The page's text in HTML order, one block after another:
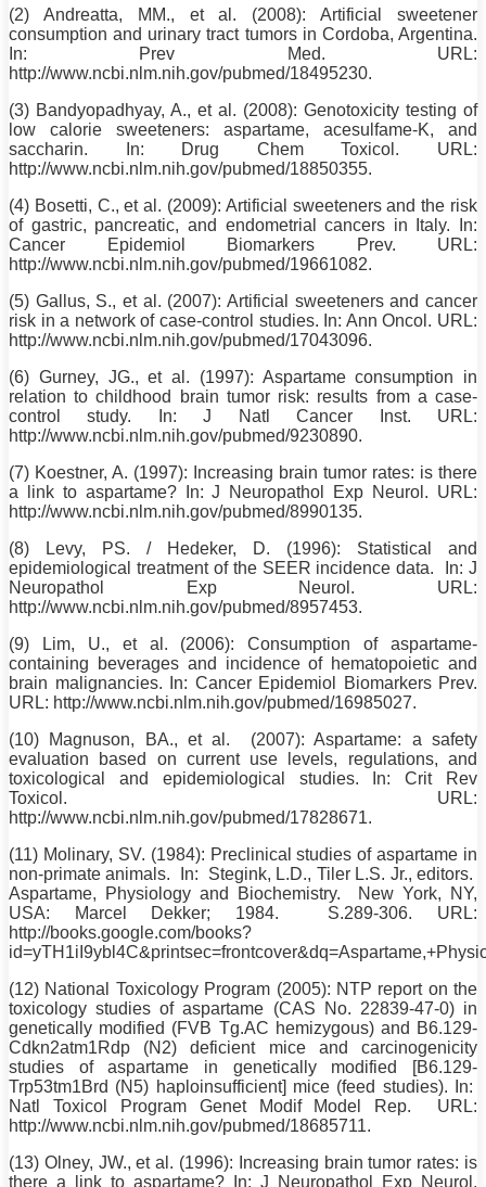
(2) Andreatta, MM., et al. (2008): Artificial sweetener
consumption and urinary tract tumors in Cordoba, Argentina.
In: Prev Med. URL:
http://www.ncbi.nlm.nih.gov/pubmed/18495230.
(3) Bandyopadhyay, A., et al. (2008): Genotoxicity testing of
low calorie sweeteners: aspartame, acesulfame-K, and
saccharin. In: Drug Chem Toxicol. URL:
http://www.ncbi.nlm.nih.gov/pubmed/18850355.
(4) Bosetti, C., et al. (2009): Artificial sweeteners and the risk
of gastric, pancreatic, and endometrial cancers in Italy. In:
Cancer Epidemiol Biomarkers Prev. URL:
http://www.ncbi.nlm.nih.gov/pubmed/19661082.
(5) Gallus, S., et al. (2007): Artificial sweeteners and cancer
risk in a network of case-control studies. In: Ann Oncol. URL:
http://www.ncbi.nlm.nih.gov/pubmed/17043096.
(6) Gurney, JG., et al. (1997): Aspartame consumption in
relation to childhood brain tumor risk: results from a case-
control study. In: J Natl Cancer Inst. URL:
http://www.ncbi.nlm.nih.gov/pubmed/9230890.
(7) Koestner, A. (1997): Increasing brain tumor rates: is there
a link to aspartame? In: J Neuropathol Exp Neurol. URL:
http://www.ncbi.nlm.nih.gov/pubmed/8990135.
(8) Levy, PS. / Hedeker, D. (1996): Statistical and
epidemiological treatment of the SEER incidence data. In: J
Neuropathol Exp Neurol. URL:
http://www.ncbi.nlm.nih.gov/pubmed/8957453.
(9) Lim, U., et al. (2006): Consumption of aspartame-
containing beverages and incidence of hematopoietic and
brain malignancies. In: Cancer Epidemiol Biomarkers Prev.
URL: http://www.ncbi.nlm.nih.gov/pubmed/16985027.
(10) Magnuson, BA., et al. (2007): Aspartame: a safety
evaluation based on current use levels, regulations, and
toxicological and epidemiological studies. In: Crit Rev
Toxicol. URL:
http://www.ncbi.nlm.nih.gov/pubmed/17828671.
(11) Molinary, SV. (1984): Preclinical studies of aspartame in
non-primate animals. In: Stegink, L.D., Tiler L.S. Jr., editors.
Aspartame, Physiology and Biochemistry. New York, NY,
USA: Marcel Dekker; 1984. S.289-306. URL:
http://books.google.com/books?
(12) National Toxicology Program (2005): NTP report on the
toxicology studies of aspartame (CAS
No. 22839-47-0) in
genetically modified (FVB Tg.AC hemizygous) and B6.129-
Cdkn2atm1Rdp (N2) deficient mice and carcinogenicity
studies of aspartame in genetically modified [B6.129-
Trp53tm1Brd (N5) haploinsufficient] mice (feed studies). In:
Natl Toxicol Program Genet Modif Model Rep. URL:
http://www.ncbi.nlm.nih.gov/pubmed/18685711.
(13) Olney, JW., et al. (1996): Increasing brain tumor rates: is
there a link to aspartame? In: J Neuropathol Exp Neurol.